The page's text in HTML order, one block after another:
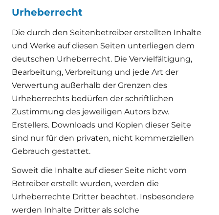
Urheberrecht
Die durch den Seitenbetreiber erstellten Inhalte
und Werke auf diesen Seiten unterliegen dem
deutschen Urheberrecht. Die Vervielfältigung,
Bearbeitung, Verbreitung und jede Art der
Verwertung außerhalb der Grenzen des
Urheberrechts bedürfen der schriftlichen
Zustimmung des jeweiligen Autors bzw.
Erstellers. Downloads und Kopien dieser Seite
sind nur für den privaten, nicht kommerziellen
Gebrauch gestattet.
Soweit die Inhalte auf dieser Seite nicht vom
Betreiber erstellt wurden, werden die
Urheberrechte Dritter beachtet. Insbesondere
werden Inhalte Dritter als solche